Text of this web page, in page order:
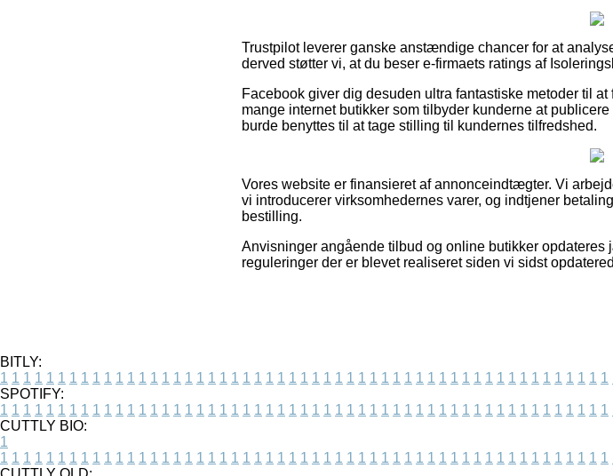
Trustpilot leverer ganske anstændige chancer for at
derved støtter vi, at du beser e-firmaets ratings af
Facebook giver dig desuden ultra fantastiske metoder til
mange internet butikker som tilbyder kunderne at
burde benyttes til at tage stilling til kundernes tilfredshed.
Vores website er finansieret af annonceindtægter. Vi
vi introducerer virksomhedernes varer, og indtjener
bestilling.
Anvisninger angående tilbud og online butikker
reguleringer der er blevet realiseret siden vi sidst
BITLY:
1 1 1 1 1 1 1 1 1 1 1 1 1 1 1 1 1 1 1 1 1 1 1 1 1 1 1 1 1 1 1 1 1 1 1 1 1 1 1 1 1 1 1 1 1 1 1 1 1 1 1 1 1
SPOTIFY:
1 1 1 1 1 1 1 1 1 1 1 1 1 1 1 1 1 1 1 1 1 1 1 1 1 1 1 1 1 1 1 1 1 1 1 1 1 1 1 1 1 1 1 1 1 1 1 1 1 1 1 1 1
CUTTLY BIO:
1
1 1 1 1 1 1 1 1 1 1 1 1 1 1 1 1 1 1 1 1 1 1 1 1 1 1 1 1 1 1 1 1 1 1 1 1 1 1 1 1 1 1 1 1 1 1 1 1 1 1 1 1 1